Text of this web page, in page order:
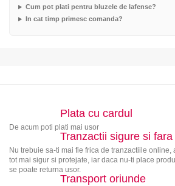
Cum pot plati pentru bluzele de lafense?
In cat timp primesc comanda?
Plata cu cardul
De acum poti plati mai usor
Tranzactii sigure si fara
Nu trebuie sa-ti mai fie frica de tranzactiile online,
tot mai sigur si protejate, iar daca nu-ti place
se poate returna usor.
Transport oriunde